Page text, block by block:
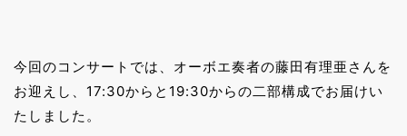
今回のコンサートでは、オーボエ奏者の藤田有理亜さんを
お迎えし、17:30からと19:30からの二部構成でお届けい
たしました。